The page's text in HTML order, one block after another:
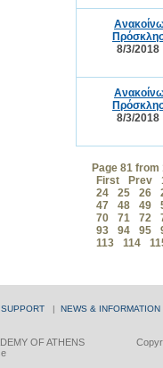
8/3/2018
8/3/2018
Page 81 from
First
Prev
24
25 26
47
48 49
70
71 72
93
94 95
113
114
| NEWS & INFORMATION
OF ATHENS